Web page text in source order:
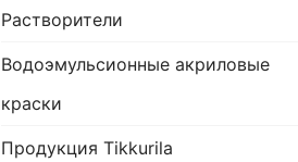
Растворители
Водоэмульсионные акриловые
краски
Продукция Tikkurila